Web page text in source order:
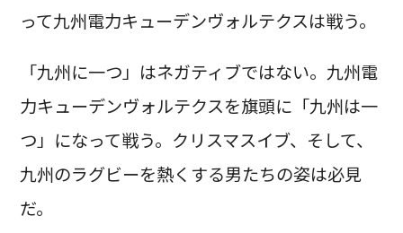
って九州電力キューデンヴォルテクスは戦う。
「九州に一つ」はネガティブではない。九州電
力キューデンヴォルテクスを旗頭に「九州は一
つ」になって戦う。クリスマスイブ、そして、
九州のラグビーを熱くする男たちの姿は必見
だ。